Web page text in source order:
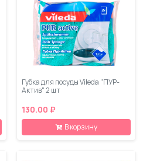
Губка для посуды Vileda "ПУР-
Актив" 2 шт
130.00 ₽
В корзину